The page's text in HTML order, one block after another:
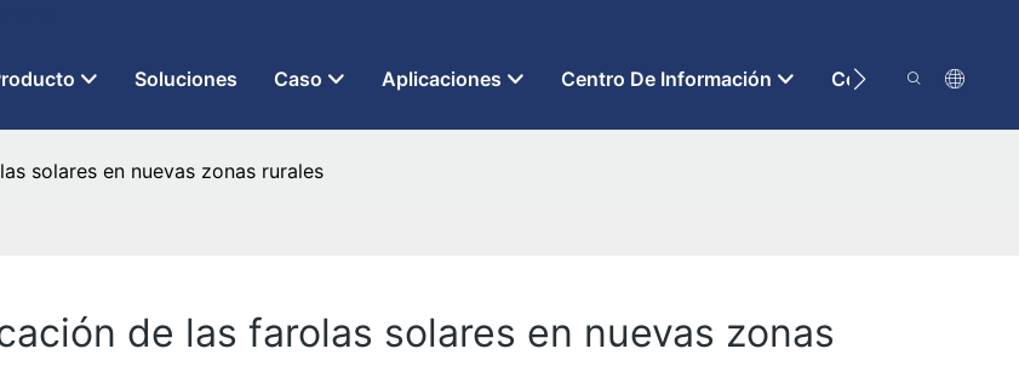
Soluciones Caso Aplicaciones Centro De Información Contáctenos
solares en nuevas zonas rurales
de las farolas solares en nuevas zonas